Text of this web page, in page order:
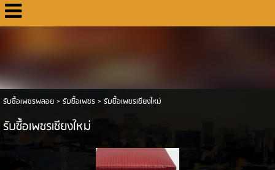
รับซื้อเพชรพลอย> รับซื้อเพชร> รับซื้อเพชรเชียงใหม่
รับซื้อเพชรเชียงใหม่